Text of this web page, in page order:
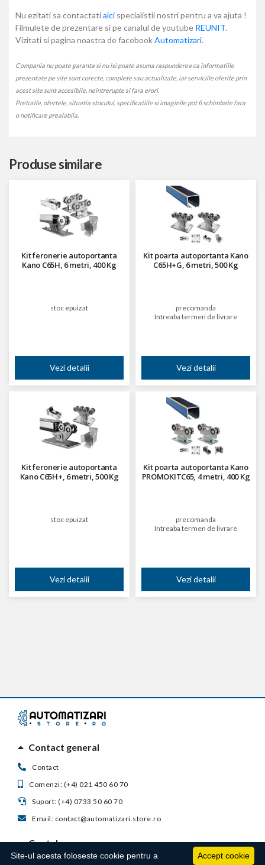
Nu ezitati sa contactatiaici specialistii nostri pentru a va ajuta !
Filmulete de prezentare si pe canalul de youtube REUNIT.
Vizitati si pagina noastra de facebookAutomatizari.
Compania nu poate garanta si nu isi poate asuma raspunderea ca informatiile
prezentate pe site sunt corecte, complete sau actualizate, iar serviciile oferite prin
acest site sunt accesibile, neintrerupte si fara erori.
Preturile, ofertele, situatia stocului, specificatiile si imaginile pot fi schimbate fara
o notificare prealabila.
Produse similare
Kit feronerie autoportanta
Kano C65H, 6 metri, 400 Kg
stoc epuizat
Vezi detalii
Kit poarta autoportanta Kano
C65H+G, 6 metri, 500 Kg
precomanda
Intreaba termen de livrare
Vezi detalii
Kit feronerie autoportanta
Kano C65H+, 6 metri, 500 Kg
stoc epuizat
Vezi detalii
Kit poarta autoportanta Kano
PROMOKITC65, 4 metri, 400 Kg
precomanda
Intreaba termen de livrare
Vezi detalii
Contact general
Contact
Comenzi: (+4) 021 450 60 70
Suport: (+4) 0733 50 60 70
Email: contact@automatizari.store.ro
Contul meu
Accept cookie
Site-ul acesta foloseste cookie pentru a